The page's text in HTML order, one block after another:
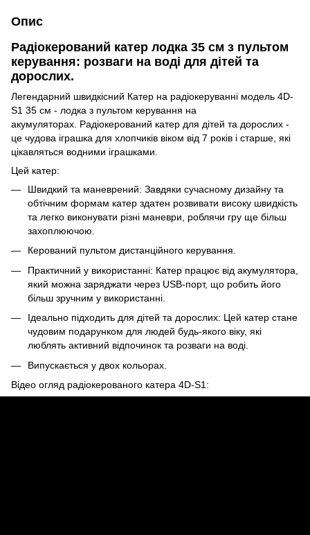
Опис
Радіокерований катер лодка 35 см з пультом
керування: розваги на воді для дітей та
дорослих.
Легендарний швидкісний Катер на радіокеруванні модель 4D-
S1 35 см - лодка з пультом керування на
акумуляторах. Радіокерований катер для дітей та дорослих -
це чудова іграшка для хлопчиків віком від 7 років і старше, які
цікавляться водними іграшками.
Цей катер:
Швидкий та маневрений: Завдяки сучасному дизайну та
обтічним формам катер здатен розвивати високу швидкість
та легко виконувати різні маневри, роблячи гру ще більш
захоплюючою.
Керований пультом дистанційного керування.
Практичний у використанні: Катер працює від акумулятора,
який можна заряджати через USB-порт, що робить його
більш зручним у використанні.
Ідеально підходить для дітей та дорослих: Цей катер стане
чудовим подарунком для людей будь-якого віку, які
люблять активний відпочинок та розваги на воді.
Випускається у двох кольорах.
Відео огляд радіокерованого катера 4D-S1: